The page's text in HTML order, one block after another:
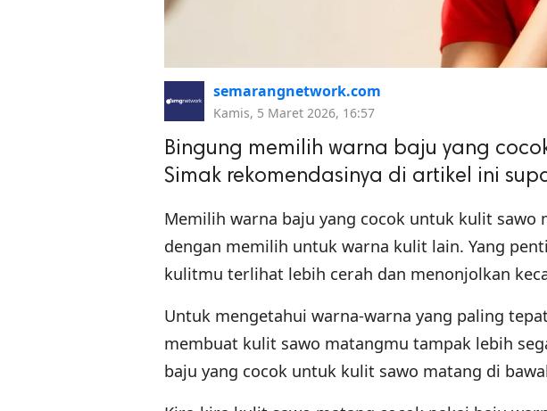
semarangnetwork.com
Kamis, 5 Maret 2026, 16:57
Bingung memilih warna baju yang
Simak rekomendasinya di artikel ini
Memilih warna baju yang cocok untuk kulit sawo
dengan memilih untuk warna kulit lain. Yang
kulitmu terlihat lebih cerah dan menonjolkan
Untuk mengetahui warna-warna yang paling
membuat kulit sawo matangmu tampak lebih
baju yang cocok untuk kulit sawo matang di